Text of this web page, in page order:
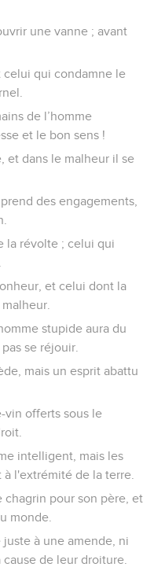
une vanne ; avant
qui condamne le
de l’homme
et le bon sens !
et dans le malheur il se
des engagements,
la révolte ; celui qui
et celui dont la
stupide aura du
se réjouir.
mais un esprit abattu
vin offerts sous le
intelligent, mais les
l'extrémité de la terre.
chagrin pour son père, et
monde.
à une amende, ni
de leur droiture.